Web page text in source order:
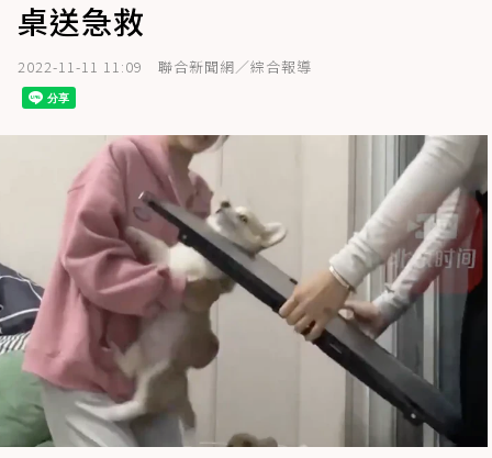
桌送急救
2022-11-11 11:09 聯合新聞網／綜合報導